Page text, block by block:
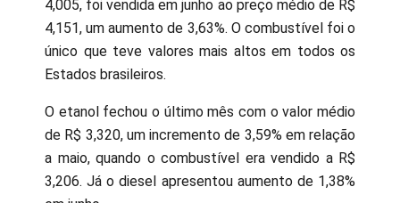
4,005, foi vendida em junho ao preço médio de R$
4,151, um aumento de 3,63%. O combustível foi o
único que teve valores mais altos em todos os
Estados brasileiros.
O etanol fechou o último mês com o valor médio
de R$ 3,320, um incremento de 3,59% em relação
a maio, quando o combustível era vendido a R$
3,206. Já o diesel apresentou aumento de 1,38%